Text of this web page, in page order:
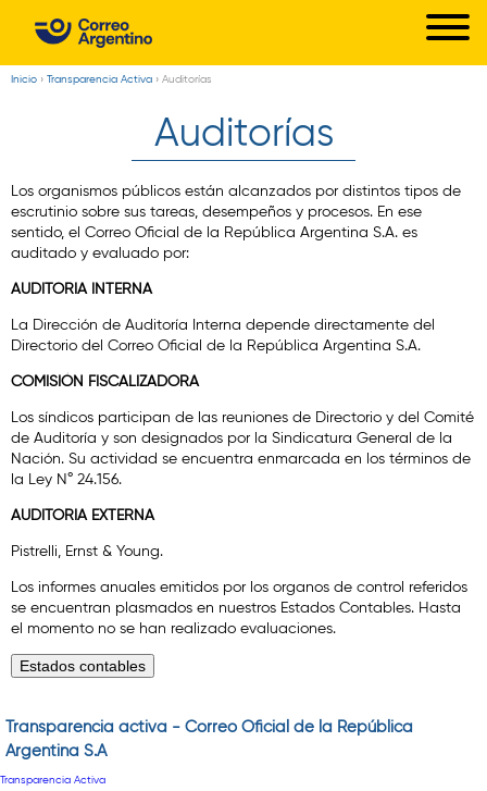
contenido
o
A
n
o
Inicio › Transparencia Activa › Auditorías
Auditorías
Los organismos públicos están alcanzados por distintos tipos de
escrutinio sobre sus tareas, desempeños y procesos. En ese
sentido, el Correo Oficial de la República Argentina S.A. es
auditado y evaluado por:
AUDITORIA INTERNA
La Dirección de Auditoría Interna depende directamente del
Directorio del Correo Oficial de la República Argentina S.A.
COMISIÓN FISCALIZADORA
Los síndicos participan de las reuniones de Directorio y del Comité
de Auditoría y son designados por la Sindicatura General de la
Nación. Su actividad se encuentra enmarcada en los términos de
la Ley N° 24.156.
AUDITORIA EXTERNA
Pistrelli, Ernst & Young.
Los informes anuales emitidos por los organos de control referidos
se encuentran plasmados en nuestros Estados Contables. Hasta
el momento no se han realizado evaluaciones.
Transparencia activa - Correo Oficial de la República
Argentina S.A
Transparencia Activa